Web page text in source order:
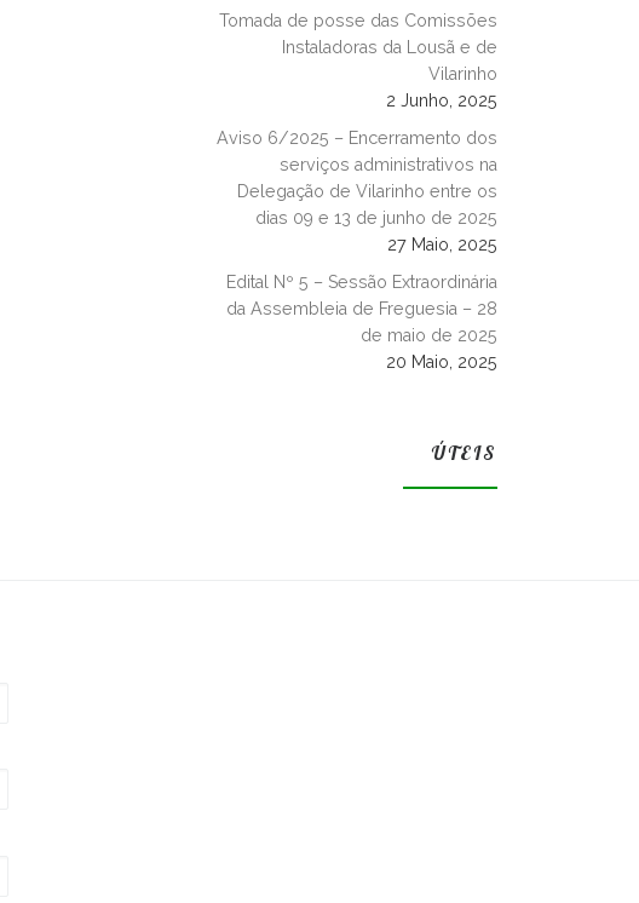
Tomada de posse das Comissões
Instaladoras da Lousã e de
Vilarinho
2 Junho, 2025
Aviso 6/2025 – Encerramento dos
serviços administrativos na
Delegação de Vilarinho entre os
dias 09 e 13 de junho de 2025
27 Maio, 2025
Edital Nº 5 – Sessão Extraordinária
da Assembleia de Freguesia – 28
de maio de 2025
20 Maio, 2025
ÚTEIS